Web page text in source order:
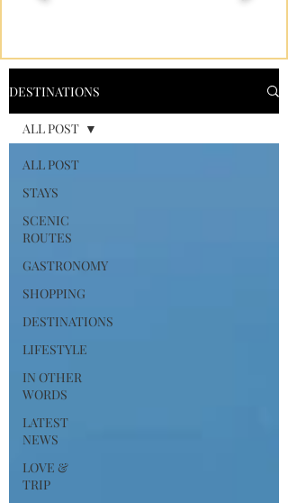
DESTINATIONS
ALL POST
STAYS
SCENIC
ROUTES
GASTRONOMY
SHOPPING
DESTINATIONS
LIFESTYLE
IN OTHER
WORDS
LATEST
NEWS
LOVE &
TRIP
ALL POST